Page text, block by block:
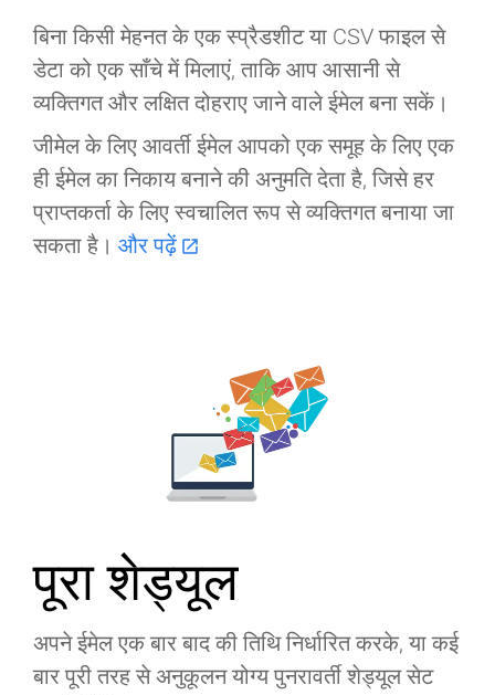
बिना किसी मेहनत के एक स्प्रैडशीट या CSV फाइल से
डेटा को एक साँचे में मिलाएं, ताकि आप आसानी से
व्यक्तिगत और लक्षित दोहराए जाने वाले ईमेल बना सकें।
जीमेल के लिए आवर्ती ईमेल आपको एक समूह के लिए एक
ही ईमेल का निकाय बनाने की अनुमति देता है, जिसे हर
प्राप्तकर्ता के लिए स्वचालित रूप से व्यक्तिगत बनाया जा
सकता है। और पढ़ें open_in_new
पूरा शेड्यूल
अपने ईमेल एक बार बाद की तिथि निर्धारित करके, या कई
बार पूरी तरह से अनुकूलन योग्य पुनरावर्ती शेड्यूल सेट